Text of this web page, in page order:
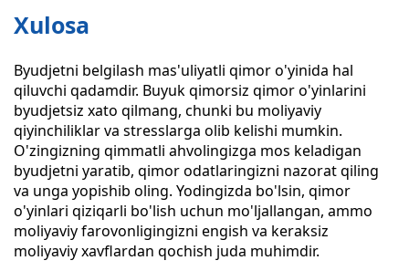
Xulosa
Byudjetni belgilash mas'uliyatli qimor o'yinida hal
qiluvchi qadamdir. Buyuk qimorsiz qimor o'yinlarini
byudjetsiz xato qilmang, chunki bu moliyaviy
qiyinchiliklar va stresslarga olib kelishi mumkin.
O'zingizning qimmatli ahvolingizga mos keladigan
byudjetni yaratib, qimor odatlaringizni nazorat qiling
va unga yopishib oling. Yodingizda bo'lsin, qimor
o'yinlari qiziqarli bo'lish uchun mo'ljallangan, ammo
moliyaviy farovonligingizni engish va keraksiz
moliyaviy xavflardan qochish juda muhimdir.